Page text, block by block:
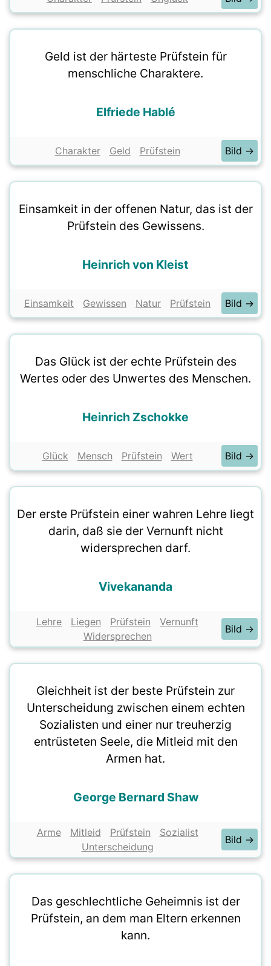
Geld ist der härteste Prüfstein für
menschliche Charaktere.
Elfriede Hablé
Charakter Geld Prüfstein Bild →
Einsamkeit in der offenen Natur, das ist der
Prüfstein des Gewissens.
Heinrich von Kleist
Einsamkeit Gewissen Natur Prüfstein Bild →
Das Glück ist der echte Prüfstein des
Wertes oder des Unwertes des Menschen.
Heinrich Zschokke
Glück Mensch Prüfstein Wert Bild →
Der erste Prüfstein einer wahren Lehre liegt
darin, daß sie der Vernunft nicht
widersprechen darf.
Vivekananda
Lehre Liegen Prüfstein
Vernunft
Widersprechen
Bild →
Gleichheit ist der beste Prüfstein zur
Unterscheidung zwischen einem echten
Sozialisten und einer nur treuherzig
entrüsteten Seele, die Mitleid mit den
Armen hat.
George Bernard Shaw
Arme Mitleid Prüfstein
Sozialist
Unterscheidung
Bild →
Das geschlechtliche Geheimnis ist der
Prüfstein, an dem man Eltern erkennen
kann.